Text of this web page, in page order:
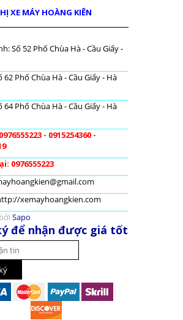
XE MÁY HOÀNG KIÊN
Số 52 Phố Chùa Hà - Cầu Giấy -
62 Phố Chùa Hà - Cầu Giấy - Hà
64 Phố Chùa Hà - Cầu Giấy - Hà
- 0915254360 -
0976555223
xemayhoangkien.com
Sapo
để nhận được giá tốt